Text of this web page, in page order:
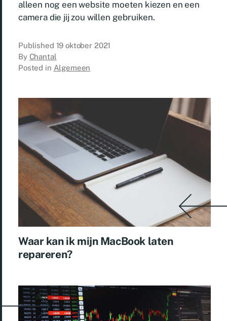
alleen nog een website moeten kiezen en een
camera die jij zou willen gebruiken.
Published 19 oktober 2021
By Chantal
Posted in Algemeen
Waar kan ik mijn MacBook laten
repareren?